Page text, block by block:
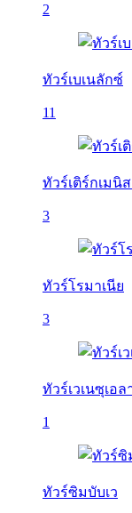
2
ทัวร์เบเนลักซ์
11
ทัวร์เติร์กเมนิ
3
ทัวร์โรมาเนีย
3
ทัวร์เวเนซุเอล
1
ทัวร์ซิมบับเว